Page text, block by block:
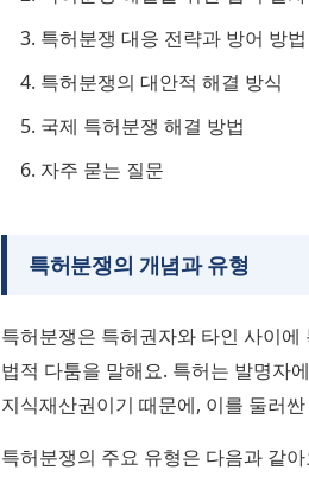
특허분쟁 대응 전략과 방어 방법
특허분쟁의 대안적 해결 방식
국제 특허분쟁 해결 방법
자주 묻는 질문
특허분쟁의 개념과 유형
특허분쟁은 특허권자와 타인 사이
법적 다툼을 말해요. 특허는 발명자
지식재산권이기 때문에, 이를 둘러
특허분쟁의 주요 유형은 다음과 같아